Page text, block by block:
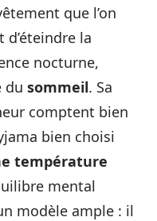
que l’on
la
nocturne,
du sommeil. Sa
comptent bien
bien choisi
température
mental
modèle ample : il